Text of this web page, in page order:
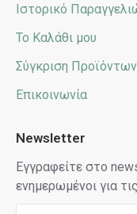
Ιστορικό
Το Καλάθι μου
Σύγκριση Προϊόντων
Επικοινωνία
Newsletter
Εγγραφείτε στο
ενημερωμένοι για